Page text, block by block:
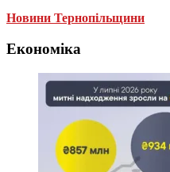
Новини Тернопільщини
Економіка